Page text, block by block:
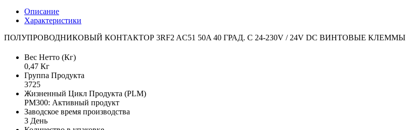
Описание
Характеристики
ПОЛУПРОВОДНИКОВЫЙ КОНТАКТОР 3RF2 AC51 50A 40 ГРАД. C 24-230V / 24V DC ВИНТОВЫЕ КЛЕММЫ
Вес Нетто (Кг)
0,47 Кг
Группа Продукта
3725
Жизненный Цикл Продукта (PLM)
PM300: Активный продукт
Заводское время производства
3 День